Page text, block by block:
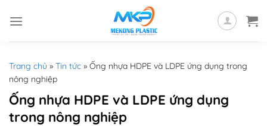
Trang chủ » Tin tức » Ống nhựa HDPE và LDPE ứng dụng trong
nông nghiệp
Ống nhựa HDPE và LDPE ứng dụng
trong nông nghiệp